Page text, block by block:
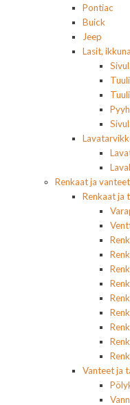
Pontiac
Buick
Jeep
Lasit,
Renkaat ja vanteet
Renkaat ja
Vanteet ja